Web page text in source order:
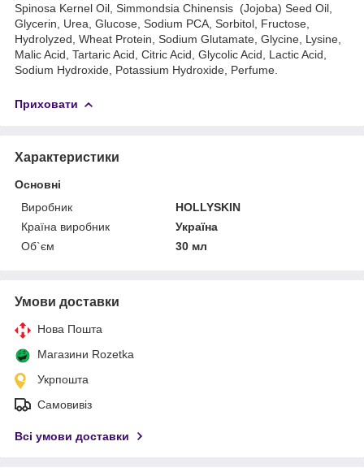
Spinosa Kernel Oil, Simmondsia Chinensis (Jojoba) Seed Oil,
Glycerin, Urea, Glucose, Sodium PCA, Sorbitol, Fructose,
Hydrolyzed, Wheat Protein, Sodium Glutamate, Glycine, Lysine,
Malic Acid, Tartaric Acid, Citric Acid, Glycolic Acid, Lactic Acid,
Sodium Hydroxide, Potassium Hydroxide, Perfume.
Приховати
Характеристики
Основні
Виробник
HOLLYSKIN
Країна виробник
Україна
Об`єм
30 мл
Умови доставки
Нова Пошта
Магазини Rozetka
Укрпошта
Самовивіз
Всі умови доставки